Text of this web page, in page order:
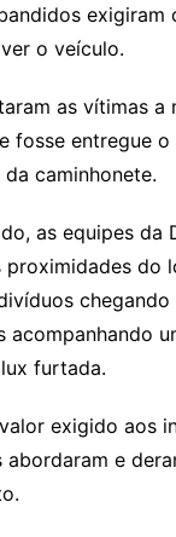
exigiram
o veículo.
as vítimas a
fosse entregue o
caminhonete.
as equipes da
proximidades do
chegando
acompanhando
furtada.
exigido aos
abordaram e